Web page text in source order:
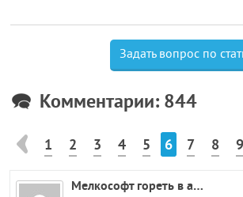
Задать вопрос по
Комментарии: 844
1 2 3 4 5 6 7 8 9
Мелкософт гореть в а…